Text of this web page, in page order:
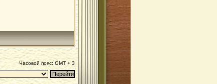
Часовой пояс: GMT + 3